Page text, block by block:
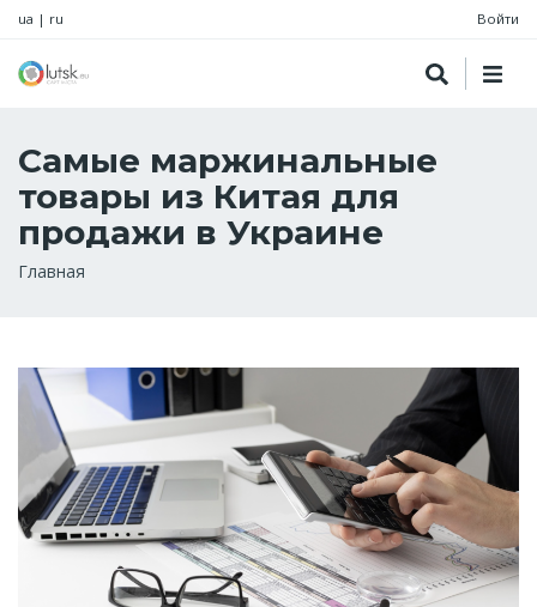
ua | ru Войти
Самые маржинальные
товары из Китая для
продажи в Украине
Строка
Главная